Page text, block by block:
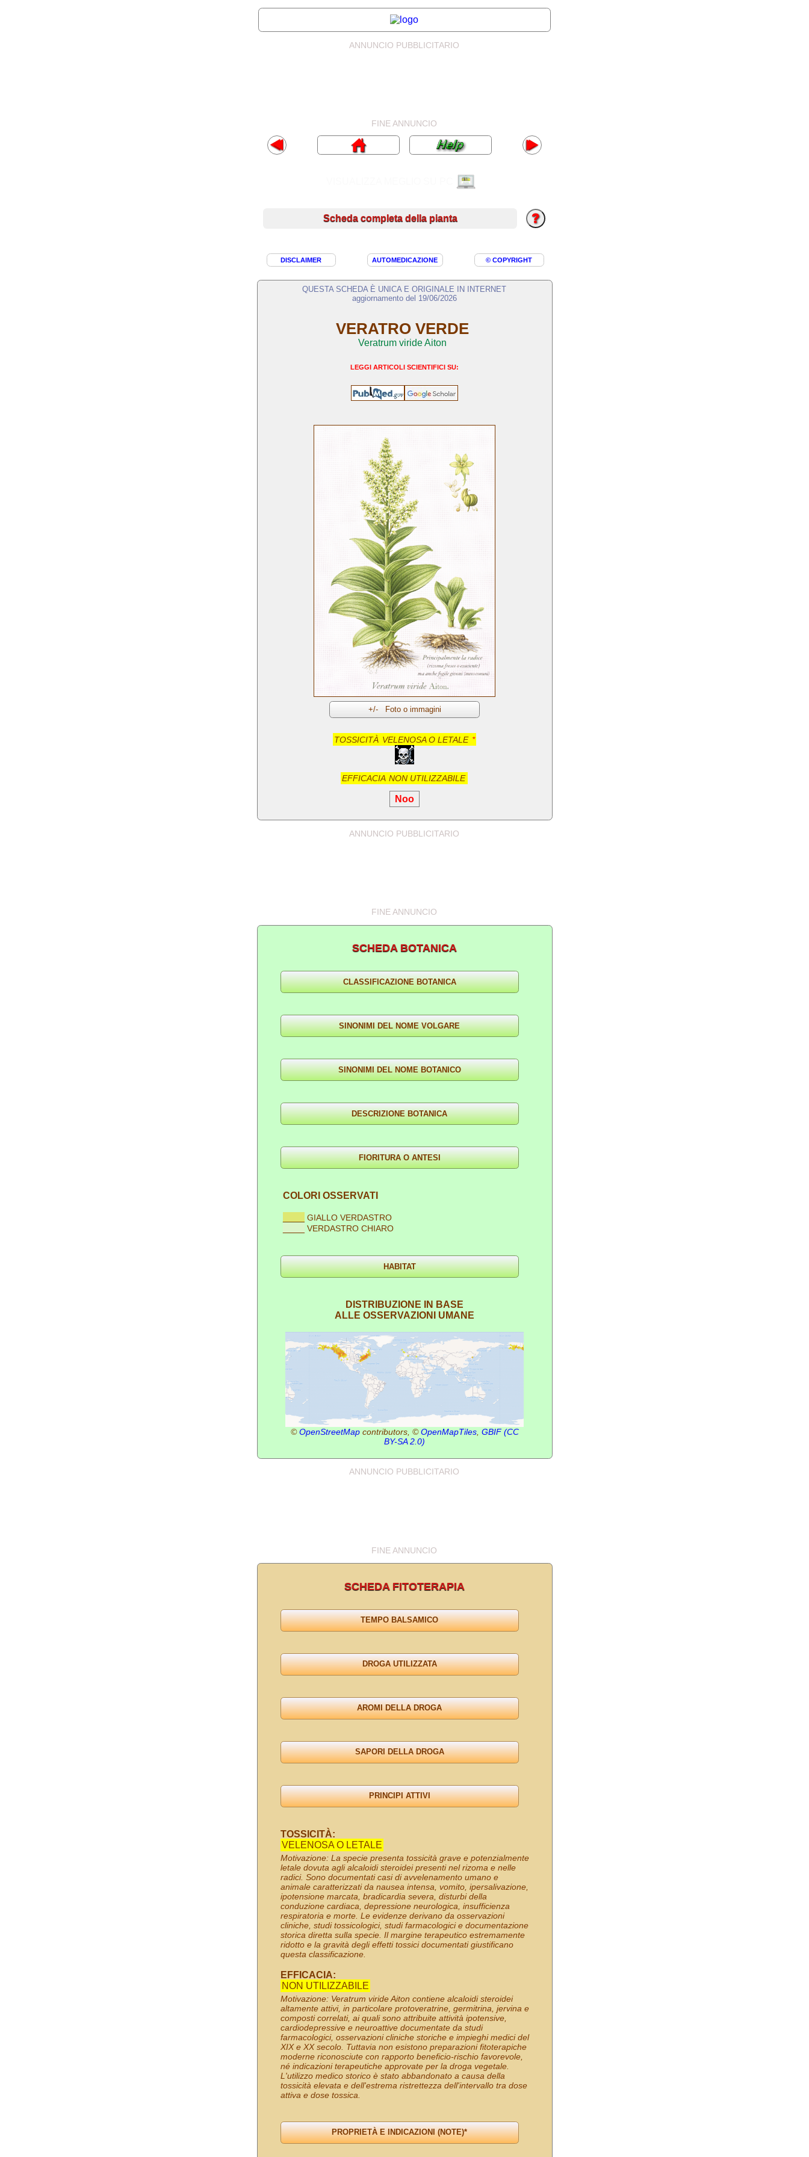
ANNUNCIO PUBBLICITARIO
FINE ANNUNCIO
Scheda completa della pianta
DISCLAIMER AUTOMEDICAZIONE © COPYRIGHT
QUESTA SCHEDA È UNICA E ORIGINALE IN INTERNET
aggiornamento del 19/06/2026
VERATRO VERDE
Veratrum viride Aiton
LEGGI ARTICOLI SCIENTIFICI SU:
TOSSICITÀ VELENOSA O LETALE *
EFFICACIA NON UTILIZZABILE
Noo
ANNUNCIO PUBBLICITARIO
FINE ANNUNCIO
SCHEDA BOTANICA
COLORI OSSERVATI
GIALLO VERDASTRO
VERDASTRO CHIARO
DISTRIBUZIONE IN BASE
ALLE OSSERVAZIONI UMANE
©OpenStreetMapcontributors, ©OpenMapTiles, GBIF (CC
BY-SA 2.0)
ANNUNCIO PUBBLICITARIO
FINE ANNUNCIO
SCHEDA FITOTERAPIA
TOSSICITÀ:
VELENOSA O LETALE
Motivazione: La specie presenta tossicità grave e potenzialmente
letale dovuta agli alcaloidi steroidei presenti nel rizoma e nelle
radici. Sono documentati casi di avvelenamento umano e
animale caratterizzati da nausea intensa, vomito, ipersalivazione,
ipotensione marcata, bradicardia severa, disturbi della
conduzione cardiaca, depressione neurologica, insufficienza
respiratoria e morte. Le evidenze derivano da osservazioni
cliniche, studi tossicologici, studi farmacologici e documentazione
storica diretta sulla specie. Il margine terapeutico estremamente
ridotto e la gravità degli effetti tossici documentati giustificano
questa classificazione.
EFFICACIA:
NON UTILIZZABILE
Motivazione: Veratrum viride Aiton contiene alcaloidi steroidei
altamente attivi, in particolare protoveratrine, germitrina, jervina e
composti correlati, ai quali sono attribuite attività ipotensive,
cardiodepressive e neuroattive documentate da studi
farmacologici, osservazioni cliniche storiche e impieghi medici del
XIX e XX secolo. Tuttavia non esistono preparazioni fitoterapiche
moderne riconosciute con rapporto beneficio-rischio favorevole,
né indicazioni terapeutiche approvate per la droga vegetale.
L'utilizzo medico storico è stato abbandonato a causa della
tossicità elevata e dell'estrema ristrettezza dell'intervallo tra dose
attiva e dose tossica.